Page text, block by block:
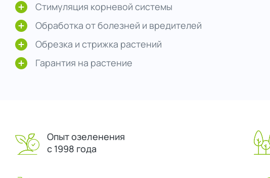
Стимуляция корневой системы
Обработка от болезней и вредителей
Обрезка и стрижка растений
Гарантия на растение
Опыт озеленения
с 1998 года